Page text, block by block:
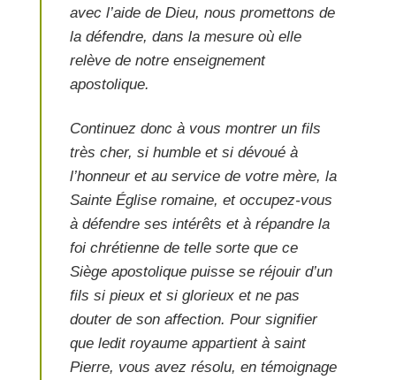
avec l’aide de Dieu, nous promettons de
la défendre, dans la mesure où elle
relève de notre enseignement
apostolique.
Continuez donc à vous montrer un fils
très cher, si humble et si dévoué à
l’honneur et au service de votre mère, la
Sainte Église romaine, et occupez-vous
à défendre ses intérêts et à répandre la
foi chrétienne de telle sorte que ce
Siège apostolique puisse se réjouir d’un
fils si pieux et si glorieux et ne pas
douter de son affection. Pour signifier
que ledit royaume appartient à saint
Pierre, vous avez résolu, en témoignage